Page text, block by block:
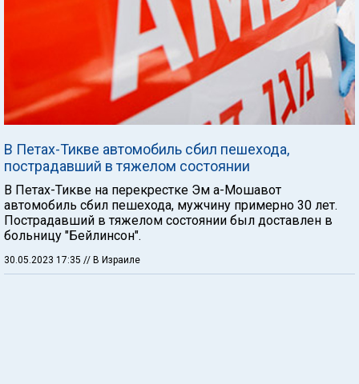
В Петах-Тикве автомобиль сбил пешехода,
пострадавший в тяжелом состоянии
В Петах-Тикве на перекрестке Эм а-Мошавот
автомобиль сбил пешехода, мужчину примерно 30 лет.
Пострадавший в тяжелом состоянии был доставлен в
больницу "Бейлинсон".
30.05.2023 17:35 // В Израиле